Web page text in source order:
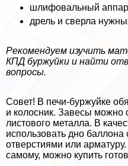
шлифовальный
дрель и сверла
Рекомендуем изучить
КПД буржуйки и найти
вопросы.
Совет! В печи-буржуйке
и колосник. Завесы можно
листового металла. В
использовать дно
отверстиями или
самому, можно купить